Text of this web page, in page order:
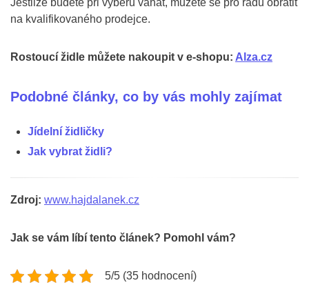
Jestliže budete při výběru váhat, můžete se pro radu obrátit
na kvalifikovaného prodejce.
Rostoucí židle můžete nakoupit v e-shopu: Alza.cz
Podobné články, co by vás mohly zajímat
Jídelní židličky
Jak vybrat židli?
Zdroj: www.hajdalanek.cz
Jak se vám líbí tento článek? Pomohl vám?
5/5 (35 hodnocení)